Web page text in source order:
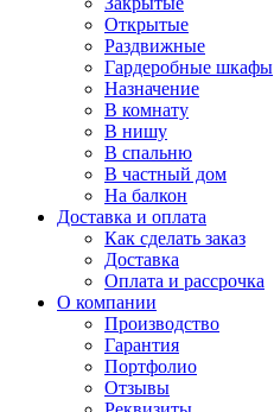
Открытые
Раздвижные
Гардеробные шкафы
Назначение
В комнату
В нишу
В спальню
В частный дом
На балкон
Доставка и оплата
Как сделать заказ
Доставка
Оплата и рассрочка
О компании
Производство
Гарантия
Портфолио
Отзывы